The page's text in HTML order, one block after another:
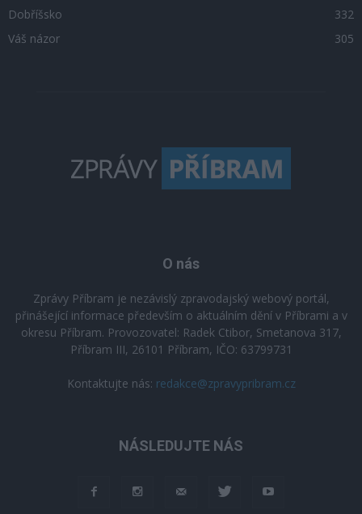
Dobříšsko
332
Váš názor
305
O nás
Zprávy Příbram je nezávislý zpravodajský webový portál,
přinášející informace především o aktuálním dění v Příbrami a v
okresu Příbram. Provozovatel: Radek Ctibor, Smetanova 317,
Příbram III, 26101 Příbram, IČO: 63799731
Kontaktujte nás: redakce@zpravypribram.cz
NÁSLEDUJTE NÁS